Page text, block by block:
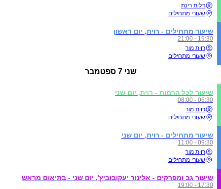
דלית רינת
שעורי מתחילים
שיעור מתחילים - רוית, יום ראשון
19:30 - 21:00
רוית מור
שעורי מתחילים
שני 7 ספטמבר
שיעור לכל הרמות - רוית, יום שני
06:30 - 08:00
רוית מור
שעורי מתחילים
שיעור מתחילים - רוית, יום שני
09:30 - 11:00
רוית מור
שעורי מתחילים
שיעור גב ומפרקים - אלינור יעקובוביץ', יום שני - בתיאום מראש
17:30 - 19:00